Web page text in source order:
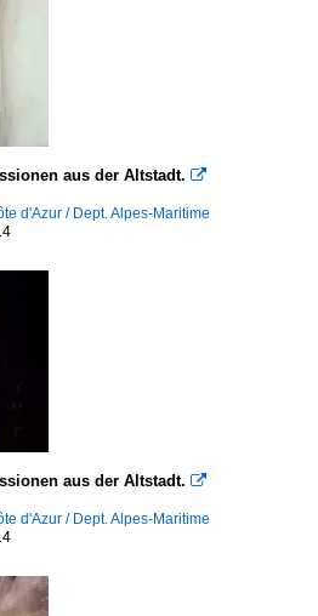
aus der Altstadt. 
d'Azur / Dept. Alpes-Maritime
aus der Altstadt. 
d'Azur / Dept. Alpes-Maritime